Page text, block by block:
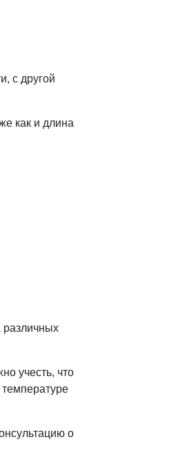
с другой
как и длина
различных
учесть, что
о